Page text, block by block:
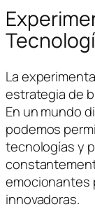
La
estrategia de
En un mundo
podemos
tecnologías y
emocionantes
innovadoras.